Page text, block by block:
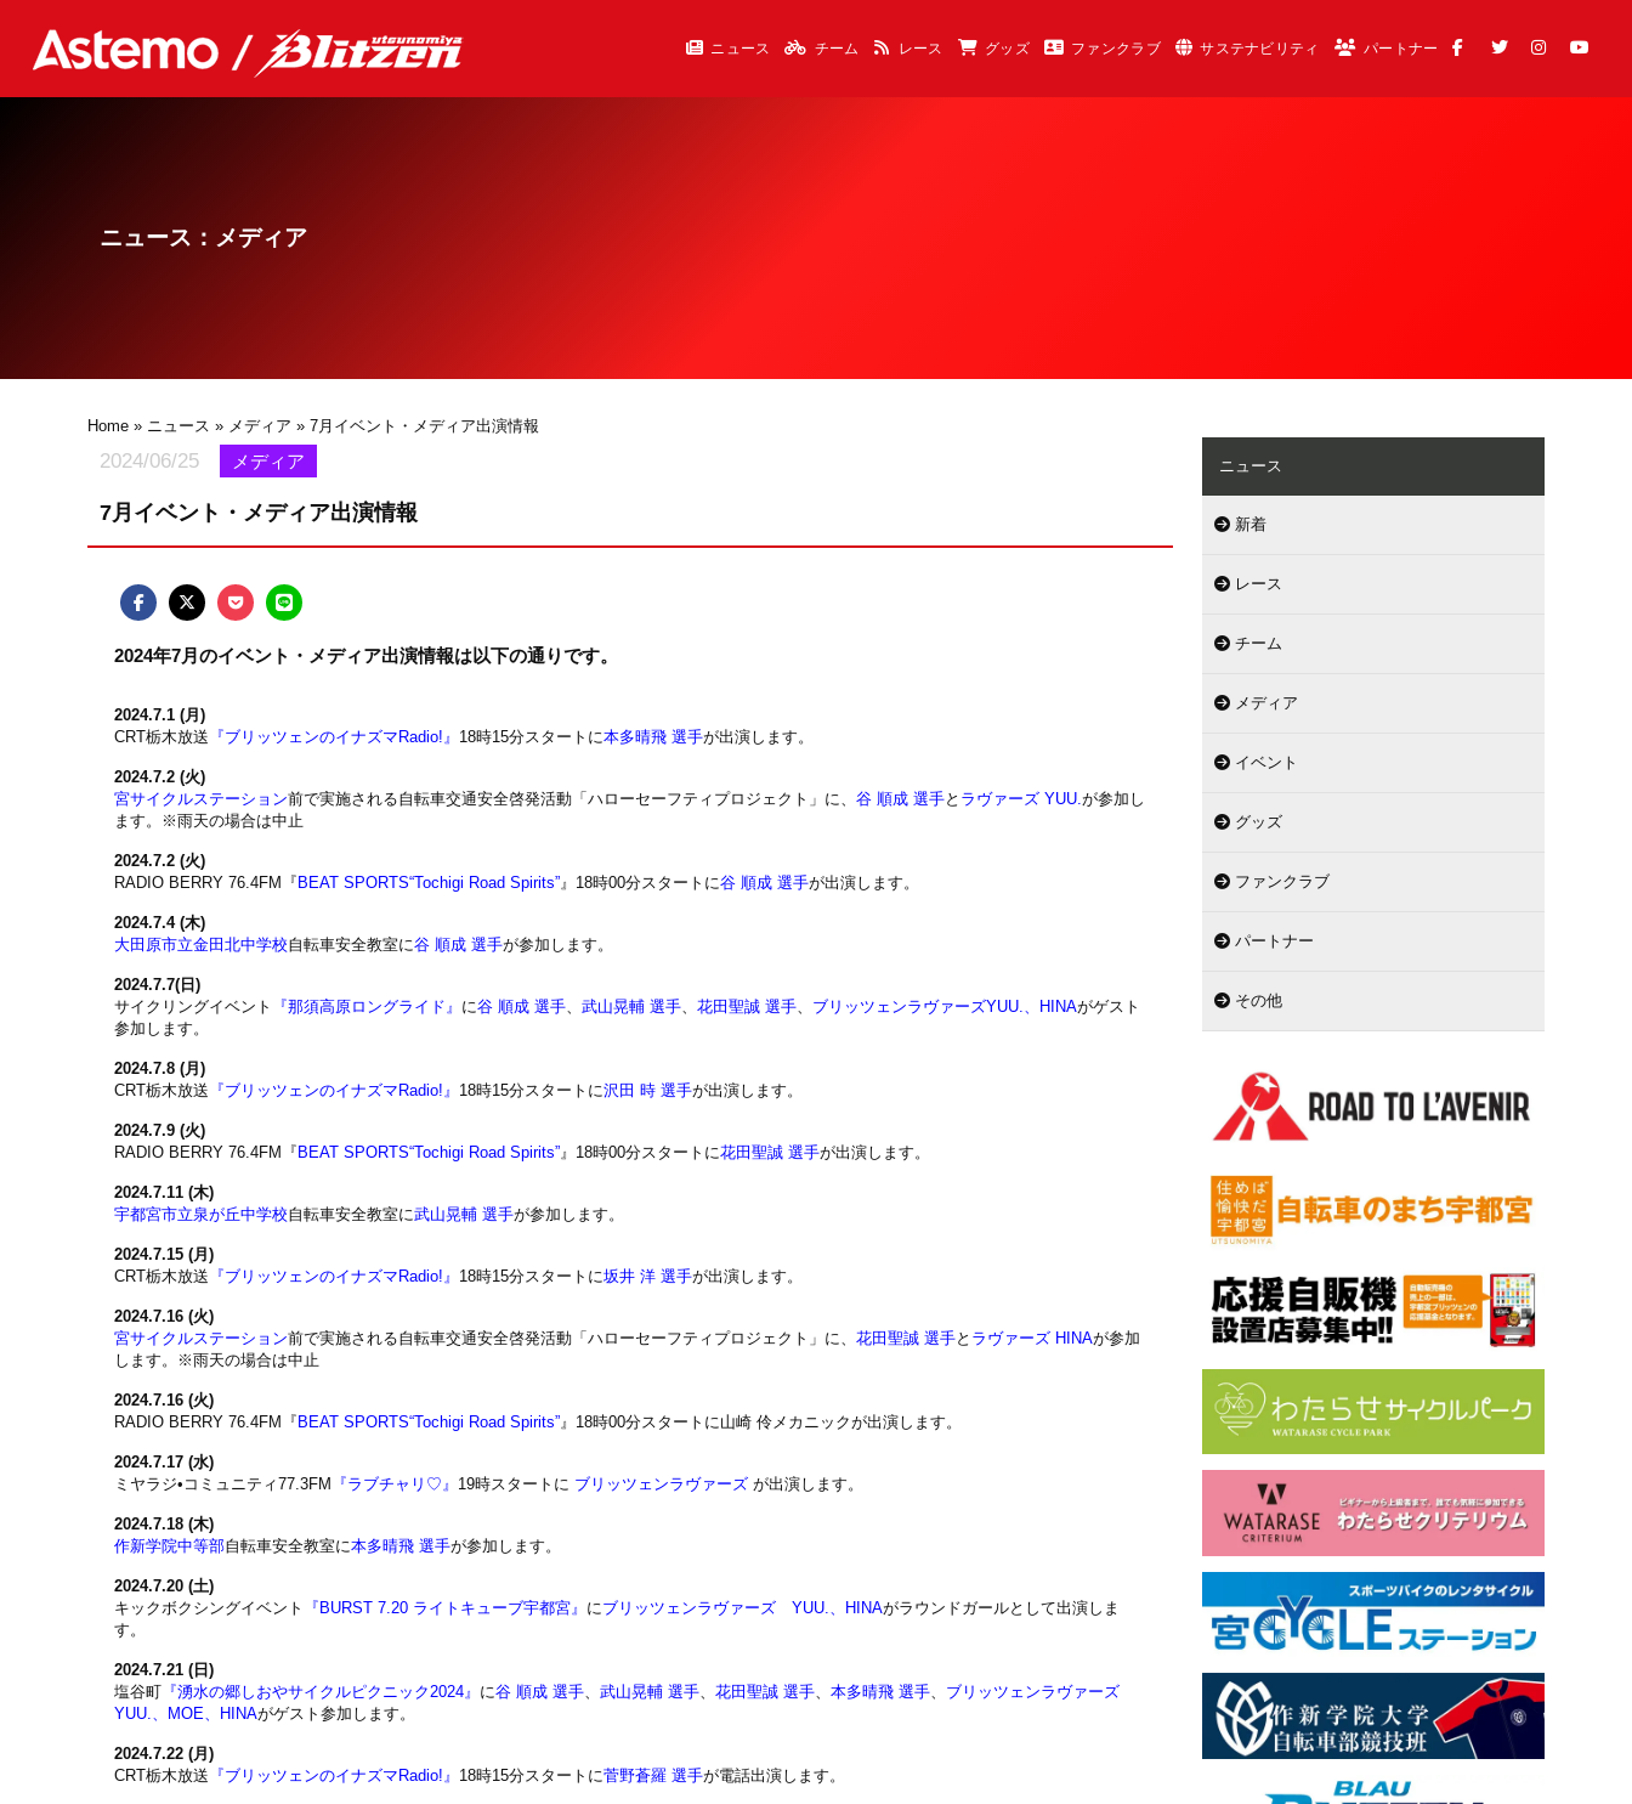
ニュース チーム レース グッズ ファンクラブ サステナビリティ パートナー
ニュース：メディア
Home » ニュース » メディア » 7月イベント・メディア出演情報
2024/06/25 メディア
7月イベント・メディア出演情報
2024年7月のイベント・メディア出演情報は以下の通りです。
2024.7.1 (月)
CRT栃木放送 『ブリッツェンのイナズマRadio!』 18時15分スタートに本多晴飛 選手が出演します。
2024.7.2 (火)
宮サイクルステーション前で実施される自転車交通安全啓発活動「ハローセーフティプロジェクト」に、谷 順成 選手と ラヴァーズ YUU.が参加し
ます。※雨天の場合は中止
2024.7.2 (火)
RADIO BERRY 76.4FM『 BEAT SPORTS“Tochigi Road Spirits”』18時00分スタートに谷 順成 選手が出演します。
2024.7.4 (木)
大田原市立金田北中学校自転車安全教室に谷 順成 選手が参加します。
2024.7.7(日)
サイクリングイベント
『那須高原ロングライド』 に谷 順成 選手、武山晃輔 選手、花田聖誠 選手、 ブリッツェンラヴァーズYUU.、HINAがゲスト
参加します。
2024.7.8 (月)
CRT栃木放送 『ブリッツェンのイナズマRadio!』 18時15分スタートに沢田 時 選手が出演します。
2024.7.9 (火)
RADIO BERRY 76.4FM『 BEAT SPORTS“Tochigi Road Spirits”』18時00分スタートに花田聖誠 選手が出演します。
2024.7.11 (木)
宇都宮市立泉が丘中学校自転車安全教室に武山晃輔 選手が参加します。
2024.7.15 (月)
CRT栃木放送 『ブリッツェンのイナズマRadio!』 18時15分スタートに坂井 洋 選手が出演します。
2024.7.16 (火)
宮サイクルステーション前で実施される自転車交通安全啓発活動「ハローセーフティプロジェクト」に、花田聖誠 選手と ラヴァーズ HINAが参加
します。※雨天の場合は中止
2024.7.16 (火)
RADIO BERRY 76.4FM『 BEAT SPORTS“Tochigi Road Spirits”』18時00分スタートに山崎 伶メカニックが出演します。
2024.7.17 (水)
ミヤラジ•コミュニティ77.3FM
『ラブチャリ♡』 19時スタートに ブリッツェンラヴァーズ が出演します。
2024.7.18 (木)
作新学院中等部自転車安全教室に本多晴飛 選手が参加します。
2024.7.20 (土)
キックボクシングイベント
『BURST 7.20 ライトキューブ宇都宮』 にブリッツェンラヴァーズ YUU.、HINAがラウンドガールとして出演しま
す。
2024.7.21 (日)
塩谷町 『湧水の郷しおやサイクルピクニック2024』 に谷 順成 選手、武山晃輔 選手、花田聖誠 選手、本多晴飛 選手、 ブリッツェンラヴァーズ
YUU.、MOE、HINAがゲスト参加します。
2024.7.22 (月)
CRT栃木放送 『ブリッツェンのイナズマRadio!』 18時15分スタートに菅野蒼羅 選手が電話出演します。
ニュース
新着
レース
チーム
メディア
イベント
グッズ
ファンクラブ
パートナー
その他